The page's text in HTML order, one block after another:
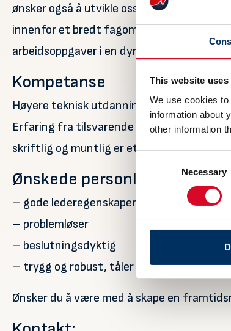
This website
We use cookies
information about
other information
Selection
Necessary
ønsker også å utvikle oss mer innen
innenfor et bredt fagområde, samt
arbeidsoppgaver i en dynamisk
Kompetanse
Høyere teknisk utdanning, sivilingeniør/
Erfaring fra tilsvarende rolle innen
skriftlig og muntlig er et krav.
Ønskede personlige
– gode lederegenskaper
– problemløser
– beslutningsdyktig
– trygg og robust, tåler hektiske perioder
Ønsker du å være med å skape en